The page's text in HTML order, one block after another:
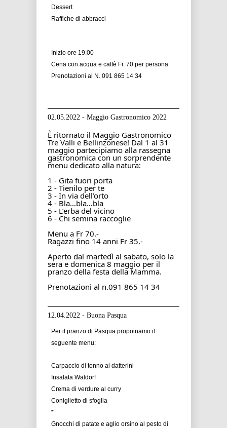
Dessert
Raffiche di abbracci
Inizio ore 19.00
Cena con acqua e caffè Fr. 70 per persona
Prenotazioni al N. 091 865 14 34
02.05.2022 - Maggio Gastronomico 2022
È ritornato il Maggio Gastronomico
Tre Valli e Bellinzonese! Dal 1 al 31
gastronomica con un sorprendente
menu dedicato alla natura:
1 - Gita fuori porta
2 - Tienilo per te
3 - In via dell’orto
4 - Bla…bla…bla
5 - L’erba del vicino
6 - Chi semina raccoglie
Menu a Fr 70.-
Ragazzi fino 14 anni Fr 35.-
Aperto dal martedì al sabato, solo la
sera e domenica 8 maggio per il
pranzo della festa della Mamma.
Prenotazioni al n.091 865 14 34
12.04.2022 - Buona Pasqua
Per il pranzo di Pasqua propoinamo il
seguente menu:
Carpaccio di tonno ai datterini
Insalata Waldorf
Crema di verdure al curry
Coniglietto di sfoglia
*
Gnocchi di patate e aglio orsino al pesto di